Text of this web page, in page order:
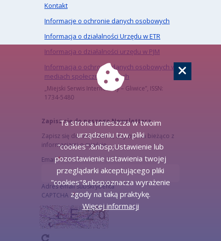
Kontakt
Informacje o ochronie danych osobowych
Informacja o działalności Urzędu w ETR
Informacja o działalności urzędu w PJM
Informacja o ochronie danych osobowych w
mediach społecznościowych
„Miejski Serwis Internetowy – Gliwice”, ISSN:
1734-5480
Zapisz się do naszego Newslettera
Zapisz się do newslettera, aby być na bieżąco z
informacjami o mieście.
Email
Adres email subskrybenta
CAPTCHA
Ta strona umieszcza w twoim
urządzeniu tzw. pliki
"cookies".&nbsp;Ustawienie lub
pozostawienie ustawienia twojej
przeglądarki akceptującego pliki
"cookies"&nbsp;oznacza wyrażenie
zgody na taką praktykę.
Więcej informacji